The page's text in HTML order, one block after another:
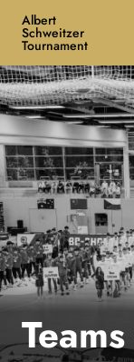
Albert
Schweitzer
Tournament